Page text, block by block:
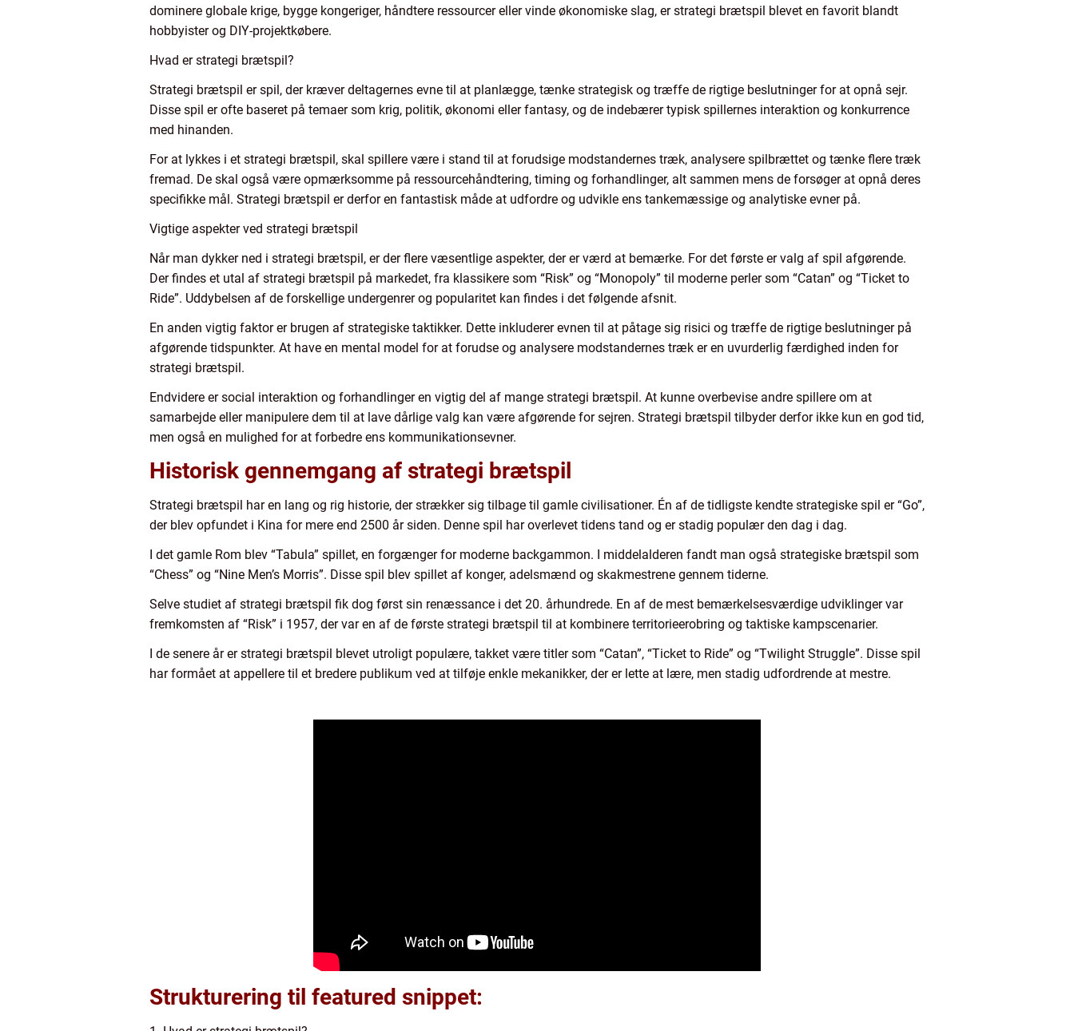
dominere globale krige, bygge kongeriger, håndtere ressourcer eller vinde økonomiske slag, er strategi brætspil blevet en favorit blandt
hobbyister og DIY-projektkøbere.
Hvad er strategi brætspil?
Strategi brætspil er spil, der kræver deltagernes evne til at planlægge, tænke strategisk og træffe de rigtige beslutninger for at opnå sejr.
Disse spil er ofte baseret på temaer som krig, politik, økonomi eller fantasy, og de indebærer typisk spillernes interaktion og konkurrence
med hinanden.
For at lykkes i et strategi brætspil, skal spillere være i stand til at forudsige modstandernes træk, analysere spilbrættet og tænke flere træk
fremad. De skal også være opmærksomme på ressourcehåndtering, timing og forhandlinger, alt sammen mens de forsøger at opnå deres
specifikke mål. Strategi brætspil er derfor en fantastisk måde at udfordre og udvikle ens tankemæssige og analytiske evner på.
Vigtige aspekter ved strategi brætspil
Når man dykker ned i strategi brætspil, er der flere væsentlige aspekter, der er værd at bemærke. For det første er valg af spil afgørende.
Der findes et utal af strategi brætspil på markedet, fra klassikere som “Risk” og “Monopoly” til moderne perler som “Catan” og “Ticket to
Ride”. Uddybelsen af de forskellige undergenrer og popularitet kan findes i det følgende afsnit.
En anden vigtig faktor er brugen af strategiske taktikker. Dette inkluderer evnen til at påtage sig risici og træffe de rigtige beslutninger på
afgørende tidspunkter. At have en mental model for at forudse og analysere modstandernes træk er en uvurderlig færdighed inden for
strategi brætspil.
Endvidere er social interaktion og forhandlinger en vigtig del af mange strategi brætspil. At kunne overbevise andre spillere om at
samarbejde eller manipulere dem til at lave dårlige valg kan være afgørende for sejren. Strategi brætspil tilbyder derfor ikke kun en god tid,
men også en mulighed for at forbedre ens kommunikationsevner.
Historisk gennemgang af strategi brætspil
Strategi brætspil har en lang og rig historie, der strækker sig tilbage til gamle civilisationer. Én af de tidligste kendte strategiske spil er “Go”,
der blev opfundet i Kina for mere end 2500 år siden. Denne spil har overlevet tidens tand og er stadig populær den dag i dag.
I det gamle Rom blev “Tabula” spillet, en forgænger for moderne backgammon. I middelalderen fandt man også strategiske brætspil som
“Chess” og “Nine Men’s Morris”. Disse spil blev spillet af konger, adelsmænd og skakmestrene gennem tiderne.
Selve studiet af strategi brætspil fik dog først sin renæssance i det 20. århundrede. En af de mest bemærkelsesværdige udviklinger var
fremkomsten af “Risk” i 1957, der var en af de første strategi brætspil til at kombinere territorieerobring og taktiske kampscenarier.
I de senere år er strategi brætspil blevet utroligt populære, takket være titler som “Catan”, “Ticket to Ride” og “Twilight Struggle”. Disse spil
har formået at appellere til et bredere publikum ved at tilføje enkle mekanikker, der er lette at lære, men stadig udfordrende at mestre.
Strukturering til featured snippet: